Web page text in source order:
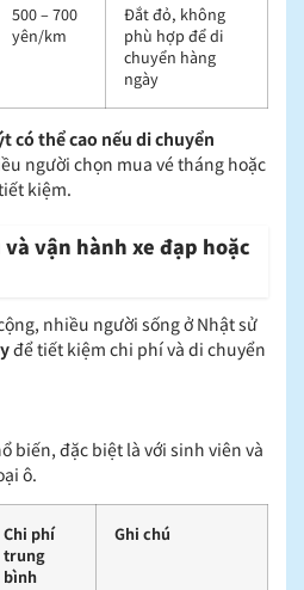
500 – 700
yên/km
Đắt đỏ, không
phù hợp để di
chuyển hàng
ngày
có thể cao nếu di chuyển
người chọn mua vé tháng hoặc
kiệm.
vận hành xe đạp hoặc
nhiều người sống ở Nhật sử
để tiết kiệm chi phí và di chuyển
biến, đặc biệt là với sinh viên và
ô.
Chi phí
trung
bình
Ghi chú